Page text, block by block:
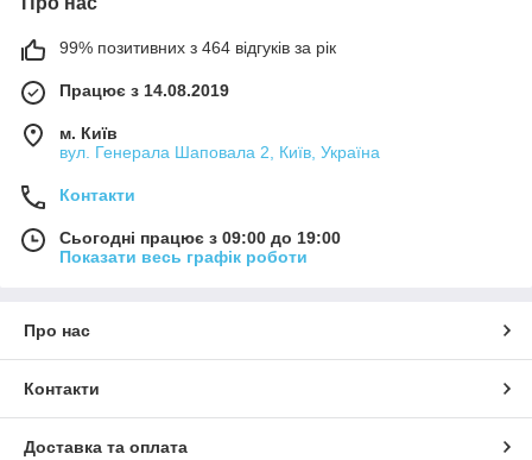
99% позитивних з 464 відгуків за рік
Працює з 14.08.2019
м. Київ
вул. Генерала Шаповала 2, Київ, Україна
Контакти
Сьогодні працює з 09:00 до 19:00
Показати весь графік роботи
Про нас
Контакти
Доставка та оплата